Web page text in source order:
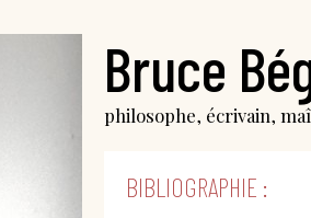
Bruce
philosophe, écrivain,
BIBLIOGRAPHIE :